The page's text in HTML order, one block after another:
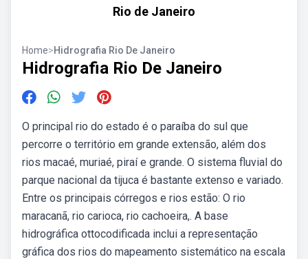
Rio de Janeiro
Home>Hidrografia Rio De Janeiro
Hidrografia Rio De Janeiro
O principal rio do estado é o paraíba do sul que
percorre o território em grande extensão, além dos
rios macaé, muriaé, piraí e grande. O sistema fluvial do
parque nacional da tijuca é bastante extenso e variado.
Entre os principais córregos e rios estão: O rio
maracanã, rio carioca, rio cachoeira,. A base
hidrográfica ottocodificada inclui a representação
gráfica dos rios do mapeamento sistemático na escala